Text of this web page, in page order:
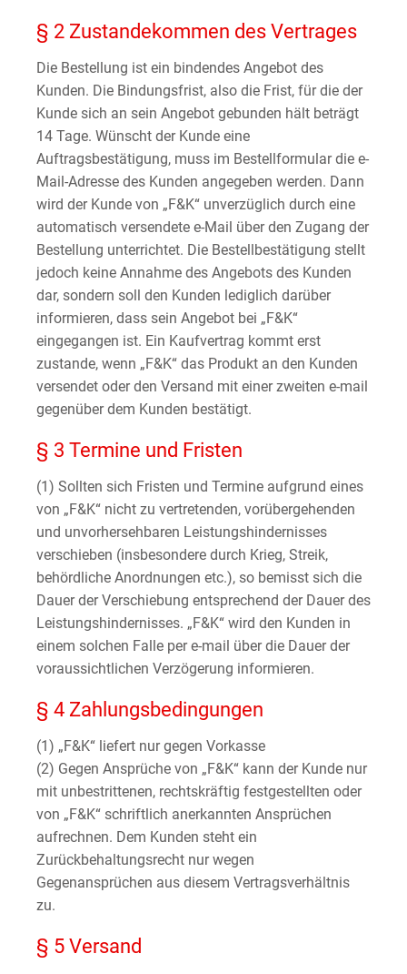
§ 2 Zustandekommen des Vertrages
Die Bestellung ist ein bindendes Angebot des
Kunden. Die Bindungsfrist, also die Frist, für die der
Kunde sich an sein Angebot gebunden hält beträgt
14 Tage. Wünscht der Kunde eine
Auftragsbestätigung, muss im Bestellformular die e-
Mail-Adresse des Kunden angegeben werden. Dann
wird der Kunde von „F&K“ unverzüglich durch eine
automatisch versendete e-Mail über den Zugang der
Bestellung unterrichtet. Die Bestellbestätigung stellt
jedoch keine Annahme des Angebots des Kunden
dar, sondern soll den Kunden lediglich darüber
informieren, dass sein Angebot bei „F&K“
eingegangen ist. Ein Kaufvertrag kommt erst
zustande, wenn „F&K“ das Produkt an den Kunden
versendet oder den Versand mit einer zweiten e-mail
gegenüber dem Kunden bestätigt.
§ 3 Termine und Fristen
(1) Sollten sich Fristen und Termine aufgrund eines
von „F&K“ nicht zu vertretenden, vorübergehenden
und unvorhersehbaren Leistungshindernisses
verschieben (insbesondere durch Krieg, Streik,
behördliche Anordnungen etc.), so bemisst sich die
Dauer der Verschiebung entsprechend der Dauer des
Leistungshindernisses. „F&K“ wird den Kunden in
einem solchen Falle per e-mail über die Dauer der
voraussichtlichen Verzögerung informieren.
§ 4 Zahlungsbedingungen
(1) „F&K“ liefert nur gegen Vorkasse
(2) Gegen Ansprüche von „F&K“ kann der Kunde nur
mit unbestrittenen, rechtskräftig festgestellten oder
von „F&K“ schriftlich anerkannten Ansprüchen
aufrechnen. Dem Kunden steht ein
Zurückbehaltungsrecht nur wegen
Gegenansprüchen aus diesem Vertragsverhältnis
zu.
§ 5 Versand